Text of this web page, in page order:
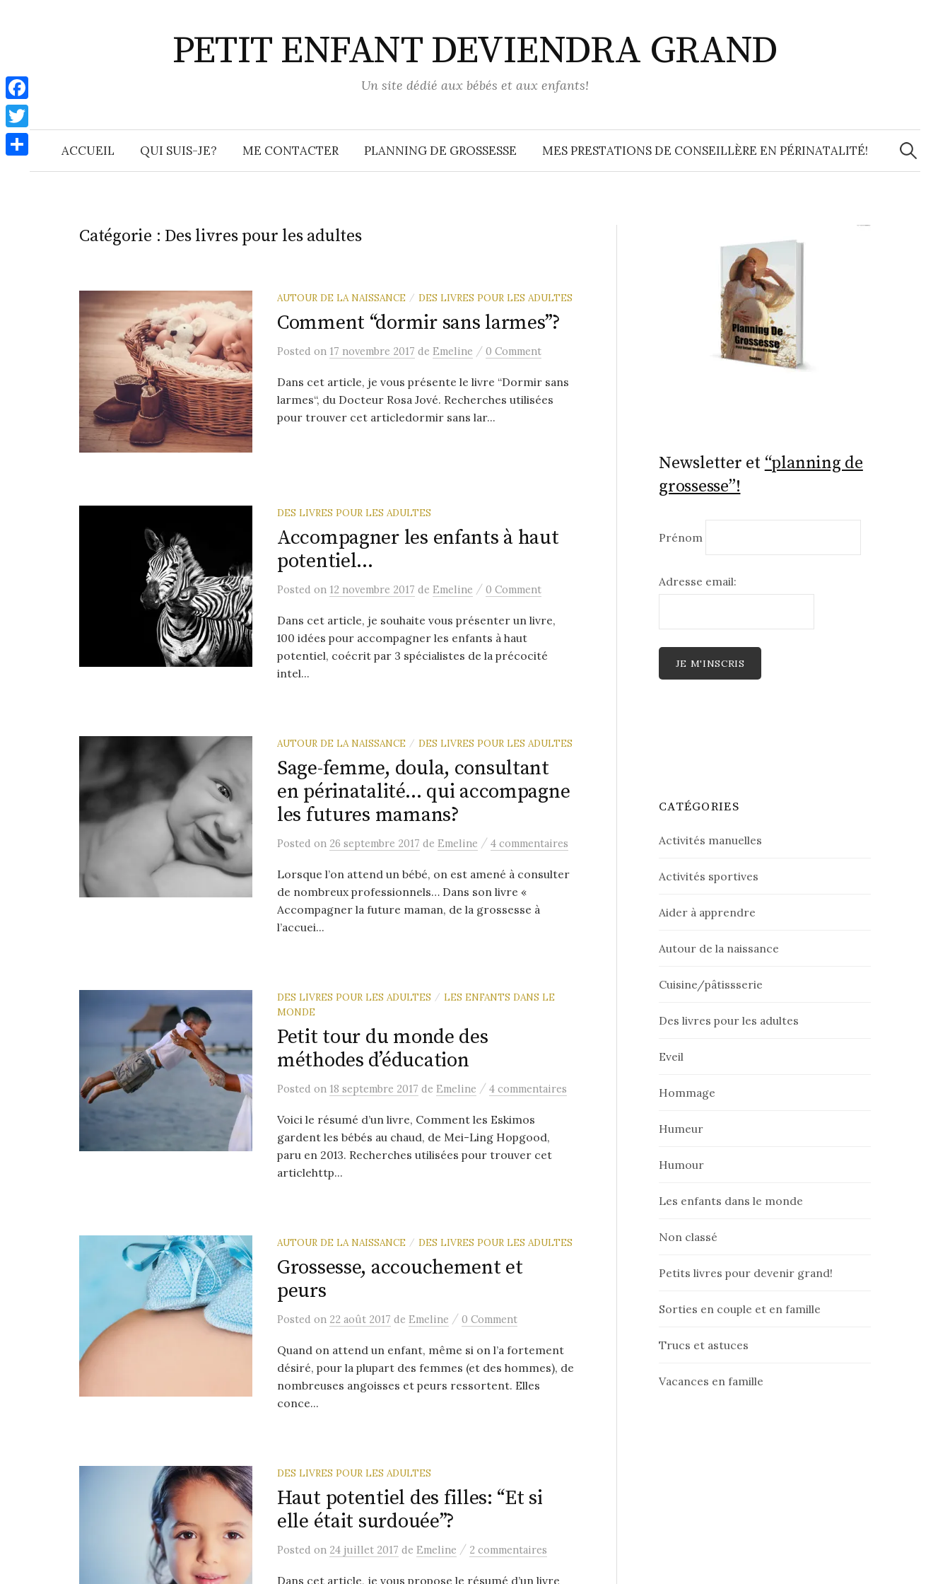
PETIT ENFANT DEVIENDRA GRAND
Un site dédié aux bébés et aux enfants!
ACCUEIL QUI SUIS-JE? ME CONTACTER PLANNING DE GROSSESSE MES PRESTATIONS DE CONSEILLÈRE EN PÉRINATALITÉ!
Catégorie : Des livres pour les adultes
AUTOUR DE LA NAISSANCE / DES LIVRES POUR LES ADULTES
Comment “dormir sans larmes”?
Posted on 17 novembre 2017 de Emeline / 0 Comment
Dans cet article, je vous présente le livre “Dormir sans
larmes“, du Docteur Rosa Jové. Recherches utilisées
pour trouver cet articledormir sans lar...
DES LIVRES POUR LES ADULTES
Accompagner les enfants à haut
potentiel…
Posted on 12 novembre 2017 de Emeline / 0 Comment
Dans cet article, je souhaite vous présenter un livre,
100 idées pour accompagner les enfants à haut
potentiel, coécrit par 3 spécialistes de la précocité
intel...
AUTOUR DE LA NAISSANCE / DES LIVRES POUR LES ADULTES
Sage-femme, doula, consultant
en périnatalité… qui accompagne
les futures mamans?
Posted on 26 septembre 2017 de Emeline / 4 commentaires
Lorsque l’on attend un bébé, on est amené à consulter
de nombreux professionnels… Dans son livre «
Accompagner la future maman, de la grossesse à
l’accuei...
DES LIVRES POUR LES ADULTES / LES ENFANTS DANS LE
MONDE
Petit tour du monde des
méthodes d’éducation
Posted on 18 septembre 2017 de Emeline / 4 commentaires
Voici le résumé d’un livre, Comment les Eskimos
gardent les bébés au chaud, de Mei-Ling Hopgood,
paru en 2013. Recherches utilisées pour trouver cet
articlehttp...
AUTOUR DE LA NAISSANCE / DES LIVRES POUR LES ADULTES
Grossesse, accouchement et
peurs
Posted on 22 août 2017 de Emeline / 0 Comment
Quand on attend un enfant, même si on l’a fortement
désiré, pour la plupart des femmes (et des hommes), de
nombreuses angoisses et peurs ressortent. Elles
conce...
DES LIVRES POUR LES ADULTES
Haut potentiel des filles: “Et si
elle était surdouée”?
Posted on 24 juillet 2017 de Emeline / 2 commentaires
Dans cet article, je vous propose le résumé d’un livre
Newsletter et “planning de
grossesse”!
Prénom
Adresse email:
CATÉGORIES
Activités manuelles
Activités sportives
Aider à apprendre
Autour de la naissance
Cuisine/pâtissserie
Des livres pour les adultes
Eveil
Hommage
Humeur
Humour
Les enfants dans le monde
Non classé
Petits livres pour devenir grand!
Sorties en couple et en famille
Trucs et astuces
Vacances en famille
F
a
c
T
w